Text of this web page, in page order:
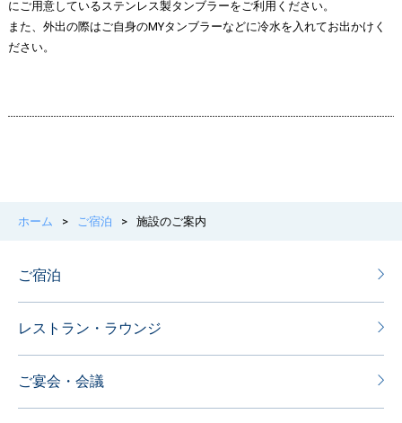
にご用意しているステンレス製タンブラーをご利用ください。
また、外出の際はご自身のMYタンブラーなどに冷水を入れてお出かけく
ださい。
ホーム > ご宿泊 > 施設のご案内
ご宿泊
レストラン・ラウンジ
ご宴会・会議